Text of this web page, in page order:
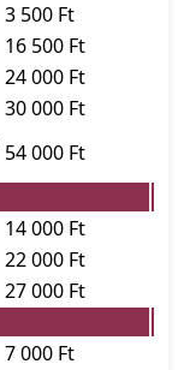
3 500 Ft
16 500 Ft
24 000 Ft
30 000 Ft
54 000 Ft
14 000 Ft
22 000 Ft
27 000 Ft
7 000 Ft